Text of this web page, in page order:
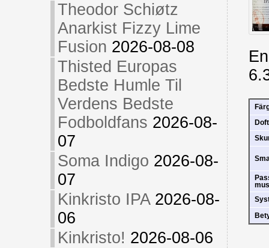
Theodor Schiøtz
Anarkist Fizzy Lime
Fusion 2026-08-08
Thisted Europas
Bedste Humle Til
Verdens Bedste
Fodboldfans 2026-08-
07
Soma Indigo 2026-08-
07
Kinkristo IPA 2026-08-
06
Kinkristo! 2026-08-06
Doft